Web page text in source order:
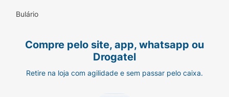
Bulário
Compre pelo site, app, whatsapp ou
Drogatel
Retire na loja com agilidade e sem passar pelo caixa.